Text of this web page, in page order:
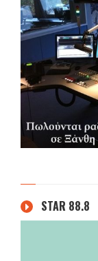
STAR 88.8